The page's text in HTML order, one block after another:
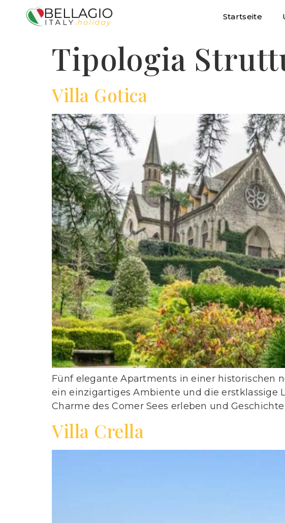
Startseite
Tipologia
Villa Gotica
Fünf elegante Apartments in einer historischen
ein einzigartiges Ambiente und die erstklassige
Charme des Comer Sees erleben und
Villa Crella